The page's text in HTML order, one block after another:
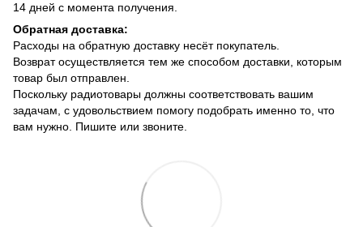
14 дней с момента получения.
Обратная доставка:
Расходы на обратную доставку несёт покупатель.
Возврат осуществляется тем же способом доставки, которым
товар был отправлен.
Поскольку радиотовары должны соответствовать вашим
задачам, с удовольствием помогу подобрать именно то, что
вам нужно. Пишите или звоните.